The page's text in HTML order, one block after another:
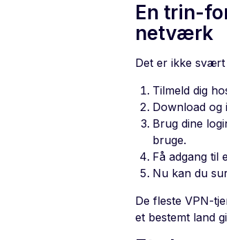
En trin-
netværk
Det er ikke
Tilmeld dig
Download og
Brug dine
bruge.
Få adgang til
Nu kan du
De fleste VPN-
et bestemt land